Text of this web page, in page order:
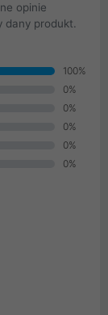
opinie
dany produkt.
100%
0%
0%
0%
0%
0%